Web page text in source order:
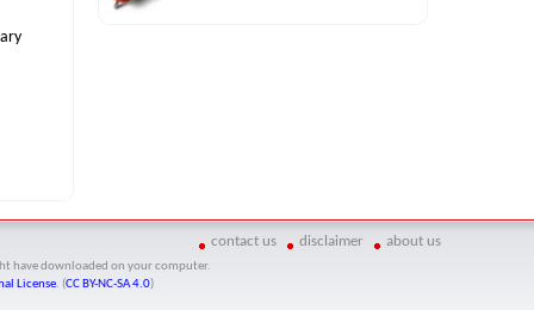
contact us disclaimer about us
have downloaded on your computer.
License. (CC BY-NC-SA 4.0)